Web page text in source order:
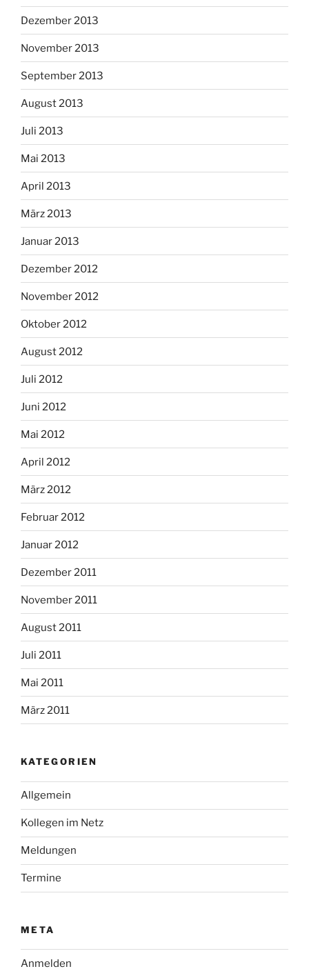
Dezember 2013
November 2013
September 2013
August 2013
Juli 2013
Mai 2013
April 2013
März 2013
Januar 2013
Dezember 2012
November 2012
Oktober 2012
August 2012
Juli 2012
Juni 2012
Mai 2012
April 2012
März 2012
Februar 2012
Januar 2012
Dezember 2011
November 2011
August 2011
Juli 2011
Mai 2011
März 2011
KATEGORIEN
Allgemein
Kollegen im Netz
Meldungen
Termine
META
Anmelden